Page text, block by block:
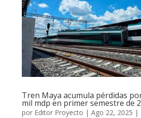
Tren Maya acumula pérdidas
mil mdp en primer semestre de
por Editor Proyecto | Ago 22, 2025 |